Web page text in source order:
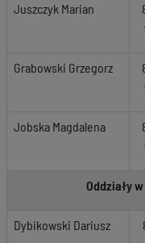
Juszczyk Marian
Grabowski Grzegorz
Jobska Magdalena
Oddziały
Dybikowski Dariusz